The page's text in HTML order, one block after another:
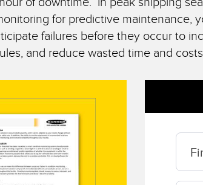
des conditions sans fil
Banner
Logiciels
CONNEXES
for predictive maintenance,
failures before they occur to
and reduce wasted time and